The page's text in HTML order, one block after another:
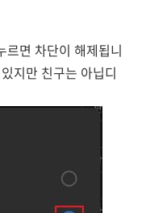
르면 차단이 해제됩니
지만 친구는 아닙디